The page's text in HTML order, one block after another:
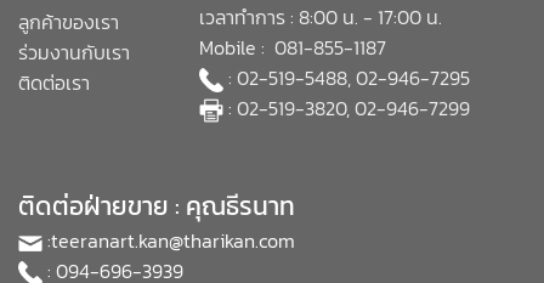
ลูกค้าของเรา
ร่วมงานกับเรา
ติดต่อเรา
เวลาทำการ : 8:00 น. - 17:00 น.
Mobile : 081-855-1187
: 02-519-5488, 02-946-7295
: 02-519-3820, 02-946-7299
ติดต่อฝ่ายขาย : คุณธีรนาท
:teeranart.kan@tharikan.com
: 094-696-3939